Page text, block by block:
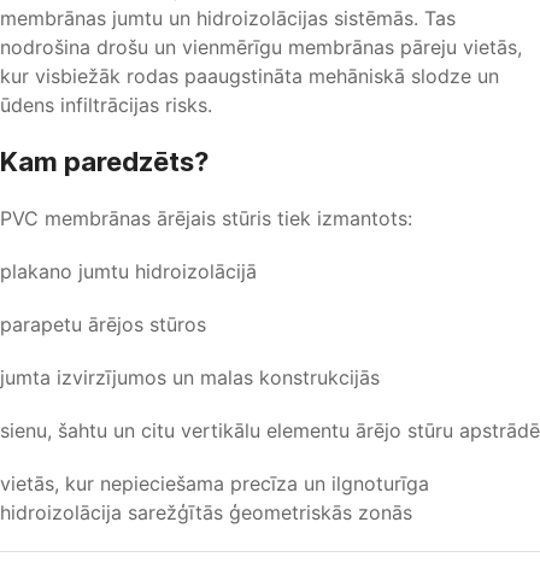
membrānas jumtu un hidroizolācijas sistēmās. Tas
nodrošina drošu un vienmērīgu membrānas pāreju vietās,
kur visbiežāk rodas paaugstināta mehāniskā slodze un
ūdens infiltrācijas risks.
Kam paredzēts?
PVC membrānas ārējais stūris tiek izmantots:
plakano jumtu hidroizolācijā
parapetu ārējos stūros
jumta izvirzījumos un malas konstrukcijās
sienu, šahtu un citu vertikālu elementu ārējo stūru apstrādē
vietās, kur nepieciešama precīza un ilgnoturīga
hidroizolācija sarežģītās ģeometriskās zonās